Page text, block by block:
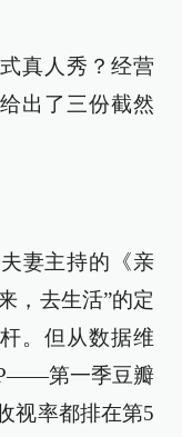
真人秀？经营
出了三份截然
妻主持的《亲
，去生活”的定
。但从数据维
第一季豆瓣
视率都排在第5